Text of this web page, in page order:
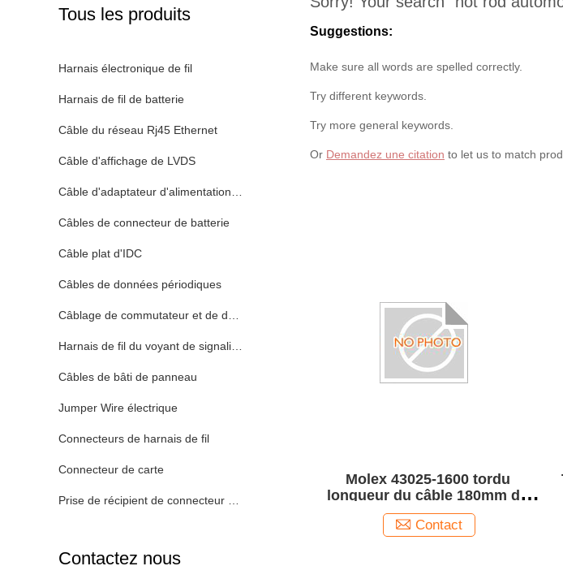
Tous les produits
Harnais électronique de fil
Harnais de fil de batterie
Câble du réseau Rj45 Ethernet
Câble d'affichage de LVDS
Câble d'adaptateur d'alimentation CC
Câbles de connecteur de batterie
Câble plat d'IDC
Câbles de données périodiques
Câblage de commutateur et de débouché
Harnais de fil du voyant de signalisation de LED
Câbles de bâti de panneau
Jumper Wire électrique
Connecteurs de harnais de fil
Connecteur de carte
Prise de récipient de connecteur de batterie
Contactez nous
Suggestions:
Make sure all words are spelled correctly.
Try different keywords.
Try more general keywords.
Or Demandez une citation to let us to match
Molex 43025-1600 tordu
longueur du câble 180mm de
harnais de fil pour électronique
Contact